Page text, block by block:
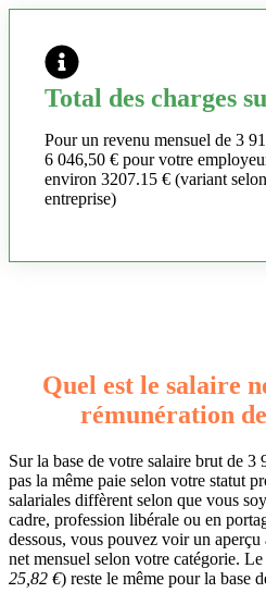
Total des charges
Pour un revenu mensuel de 3
6 046,50 € pour votre
environ 3207.15 € (variant
entreprise)
Quel est le salaire
rémunération
Sur la base de votre salaire brut de 3
pas la même paie selon votre statut
salariales diffèrent selon que vous
cadre, profession libérale ou en
dessous, vous pouvez voir un
net mensuel selon votre catégorie.
25,82 €) reste le même pour la base